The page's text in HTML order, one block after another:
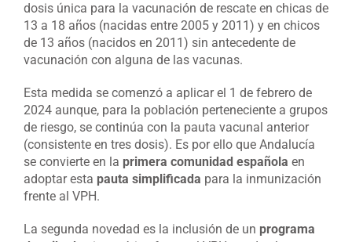
dosis única para la vacunación de rescate en chicas de
13 a 18 años (nacidas entre 2005 y 2011) y en chicos
de 13 años (nacidos en 2011) sin antecedente de
vacunación con alguna de las vacunas.
Esta medida se comenzó a aplicar el 1 de febrero de
2024 aunque, para la población perteneciente a grupos
de riesgo, se continúa con la pauta vacunal anterior
(consistente en tres dosis). Es por ello que Andalucía
se convierte en la primera comunidad española en
adoptar esta pauta simplificada para la inmunización
frente al VPH.
La segunda novedad es la inclusión de un programa